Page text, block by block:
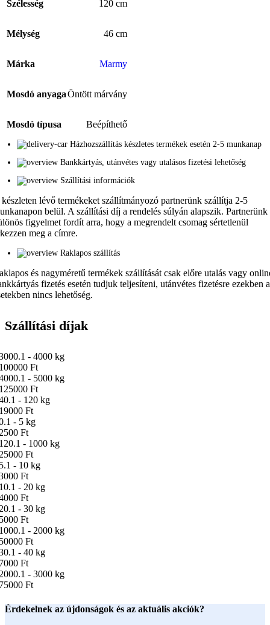
Szélesség 120 cm
Mélység 46 cm
Márka Marmy
Mosdó anyagaÖntött márvány
Mosdó típusa Beépíthető
Házhozszállítás készletes termékek esetén 2-5 munkanap
Bankkártyás, utánvétes vagy utalásos fizetési lehetőség
Szállítási információk
lévő termékeket szállítmányozó partnerünk szállítja 2-5
belül. A szállítási díj a rendelés súlyán alapszik. Partnerünk
figyelmet fordít arra, hogy a megrendelt csomag sértetlenül
meg a címre.
Raklapos szállítás
és nagyméretű termékek szállítását csak előre utalás vagy
fizetés esetén tudjuk teljesíteni, utánvétes fizetésre ezekben
nincs lehetőség.
Szállítási díjak
- 4000 kg
Ft
- 5000 kg
Ft
- 120 kg
Ft
- 5 kg
Ft
- 1000 kg
Ft
- 10 kg
Ft
- 20 kg
Ft
- 30 kg
Ft
- 2000 kg
Ft
- 40 kg
Ft
- 3000 kg
Ft
Érdekelnek az újdonságok és az aktuális akciók?